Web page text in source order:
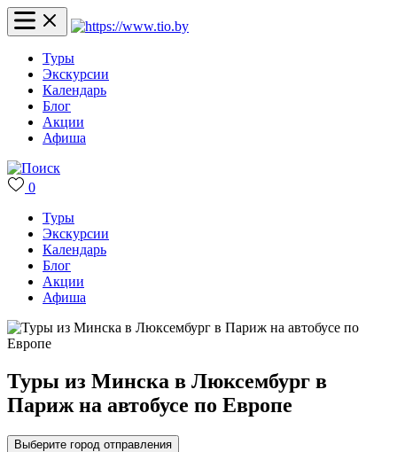
Туры
Экскурсии
Календарь
Блог
Акции
Афиша
0
Туры
Экскурсии
Календарь
Блог
Акции
Афиша
Туры из Минска в Люксембург в
Париж на автобусе по Европе
Выберите город отправления